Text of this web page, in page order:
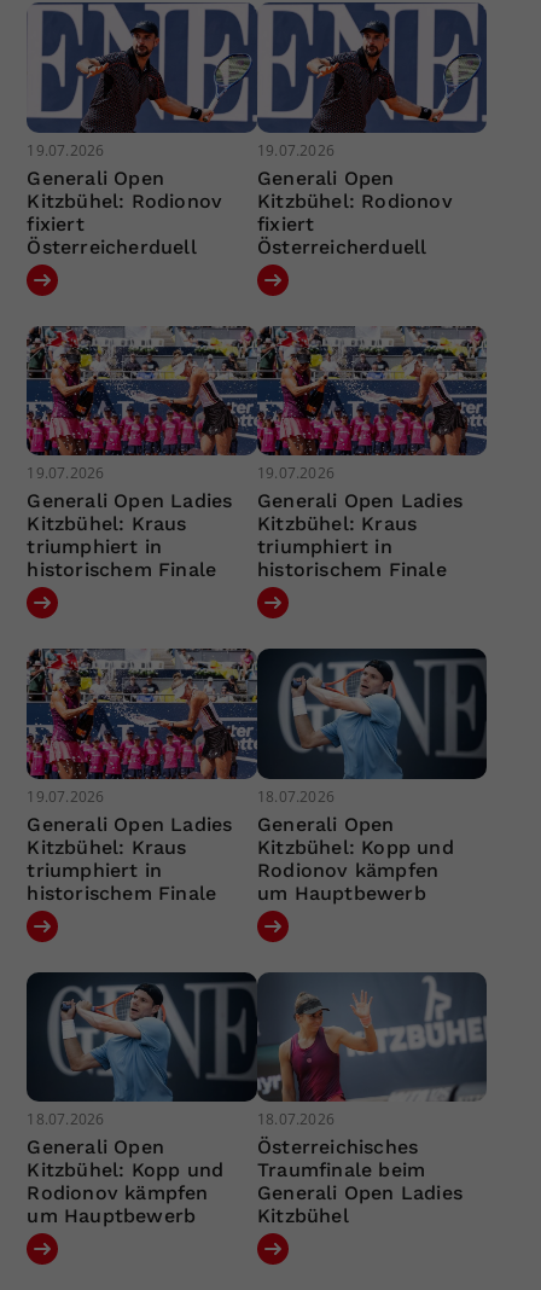
19.07.2026
Generali Open
Kitzbühel: Rodionov
fixiert
Österreicherduell
19.07.2026
Generali Open
Kitzbühel: Rodionov
fixiert
Österreicherduell
19.07.2026
Generali Open Ladies
Kitzbühel: Kraus
triumphiert in
historischem Finale
19.07.2026
Generali Open Ladies
Kitzbühel: Kraus
triumphiert in
historischem Finale
19.07.2026
Generali Open Ladies
Kitzbühel: Kraus
triumphiert in
historischem Finale
18.07.2026
Generali Open
Kitzbühel: Kopp und
Rodionov kämpfen
um Hauptbewerb
18.07.2026
Generali Open
Kitzbühel: Kopp und
Rodionov kämpfen
um Hauptbewerb
18.07.2026
Österreichisches
Traumfinale beim
Generali Open Ladies
Kitzbühel